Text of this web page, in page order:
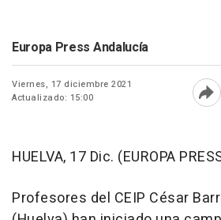
Europa Press Andalucía
Viernes, 17 diciembre 2021
Actualizado: 15:00
HUELVA, 17 Dic. (EUROPA
Profesores del CEIP César